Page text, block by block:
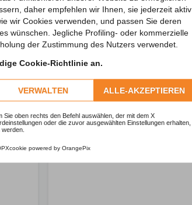
daher empfehlen wir Ihnen, sie jederzeit aktiv
wir Cookies verwenden, und passen Sie deren
wünschen. Jegliche Profiling- oder kommerzielle
der Zustimmung des Nutzers verwendet.
Cookie-Richtlinie an.
VERWALTEN ALLE-AKZEPTIEREN
Sie oben rechts den Befehl auswählen, der mit dem X
oder die zuvor ausgewählten Einstellungen erhalten,
powered by OrangePix